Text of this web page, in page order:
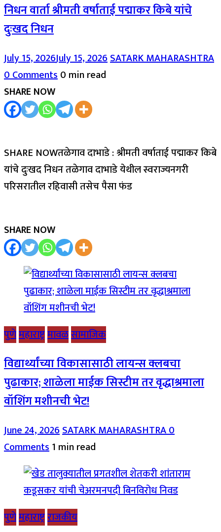
निधन वार्ता श्रीमती वर्षाताई पद्माकर किबे यांचे
दुःखद निधन
July 15, 2026July 15, 2026SATARK MAHARASHTRA
0 Comments0 min read
SHARE NOW
SHARE NOWतळेगाव दाभाडे : श्रीमती वर्षाताई पद्माकर किबे
यांचे दुःखद निधन तळेगाव दाभाडे येथील स्वराज्यनगरी
परिसरातील रहिवासी तसेच पैसा फंड
SHARE NOW
पुणेमहाराष्ट्रमावळसामाजिक
विद्यार्थ्यांच्या विकासासाठी लायन्स क्लबचा
पुढाकार; शाळेला माईक सिस्टीम तर वृद्धाश्रमाला
वॉशिंग मशीनची भेट!
June 24, 2026SATARK MAHARASHTRA0
Comments1 min read
पुणेमहाराष्ट्रराजकीय